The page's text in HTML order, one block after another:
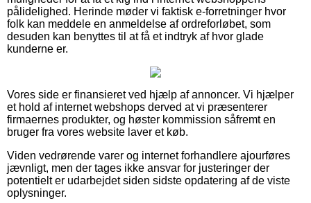
pålidelighed. Herinde møder vi faktisk e-forretninger hvor
folk kan meddele en anmeldelse af ordreforløbet, som
desuden kan benyttes til at få et indtryk af hvor glade
kunderne er.
Vores side er finansieret ved hjælp af annoncer. Vi hjælper
et hold af internet webshops derved at vi præsenterer
firmaernes produkter, og høster kommission såfremt en
bruger fra vores website laver et køb.
Viden vedrørende varer og internet forhandlere ajourføres
jævnligt, men der tages ikke ansvar for justeringer der
potentielt er udarbejdet siden sidste opdatering af de viste
oplysninger.